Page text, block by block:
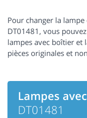
Pour changer la
DT01481, vous
lampes avec boîtier et
pièces originales et
Lampes
DT01481